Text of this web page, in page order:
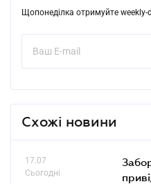
Щопонеділка отримуйте weekly-
Схожі новини
17.07
Сьогодні